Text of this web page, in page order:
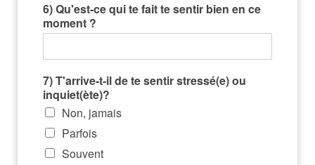
6) Qu'est-ce qui te fait te sentir bien en ce
moment ?
7) T'arrive-t-il de te sentir stressé(e) ou
inquiet(ète)?
Non, jamais
Parfois
Souvent